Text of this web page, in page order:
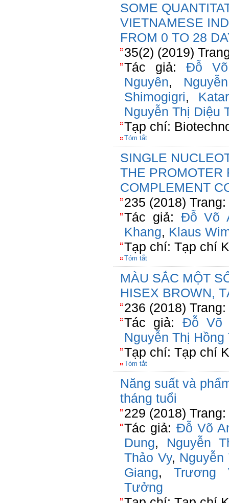
SOME
VIETNAMESE
FROM 0 TO 28
35(2) (2019)
Tác giả: Đỗ
Nguyên,
Shimogigri,
Nguyễn Thị Diệu
Tạp chí:
Tóm tắt
SINGLE
THE PROMOTER
COMPLEMENT
235 (2018) Trang:
Tác giả: Đỗ Võ
Khang, Klaus
Tạp chí: Tạp chí
Tóm tắt
MÀU SẮC MỘT
HISEX BROWN,
236 (2018) Trang:
Tác giả: Đỗ Võ
Nguyễn Thị
Tạp chí: Tạp chí
Tóm tắt
Năng suất và
tháng tuổi
229 (2018) Trang:
Tác giả: Đỗ Võ
Dung, Nguyễn
Thảo Vy, Nguyễn
Giang, Trương
Tưởng